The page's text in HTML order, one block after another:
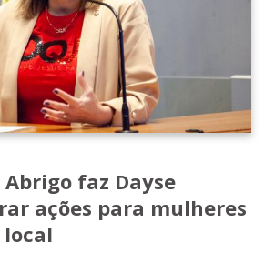
faz Dayse
ações para mulheres